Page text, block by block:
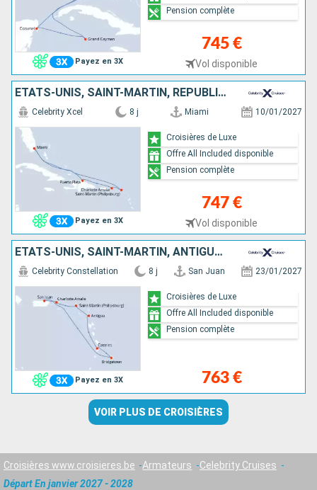
Payez en 3X
745 €
Vol disponible
Pension complète
ÉTATS-UNIS, SAINT-MARTIN, RÉPUBLIQUE DOMINICAINE
Payez en 3X
Celebrity Xcel 8 j Miami 10/01/2027
747 €
Vol disponible
Croisières de Luxe
Offre All Included disponible
Pension complète
ÉTATS-UNIS, SAINT-MARTIN, ANTIGUA-ET-BARBUDA, SAINTE-LUCIE, BARBADE, PORTO RICO
Payez en 3X
Celebrity Constellation 8 j San Juan 23/01/2027
763 €
Croisières de Luxe
Offre All Included disponible
Pension complète
VOIR PLUS DE CROISIÈRES
Croisières www.croisieres.be Armateurs
Celebrity Cruises
Départ En janvier 2027 - 2028